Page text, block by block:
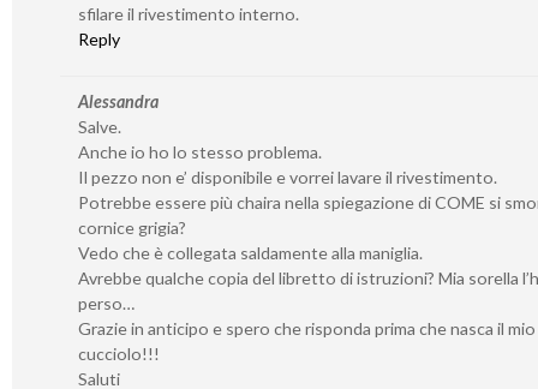
sfilare il rivestimento interno.
Reply
Alessandra
Salve.
Anche io ho lo stesso problema.
Il pezzo non e’ disponibile e vorrei lavare il rivestimento.
Potrebbe essere più chaira nella spiegazione di COME si
cornice grigia?
Vedo che è collegata saldamente alla maniglia.
Avrebbe qualche copia del libretto di istruzioni? Mia sorella
perso…
Grazie in anticipo e spero che risponda prima che nasca il mio
cucciolo!!!
Saluti